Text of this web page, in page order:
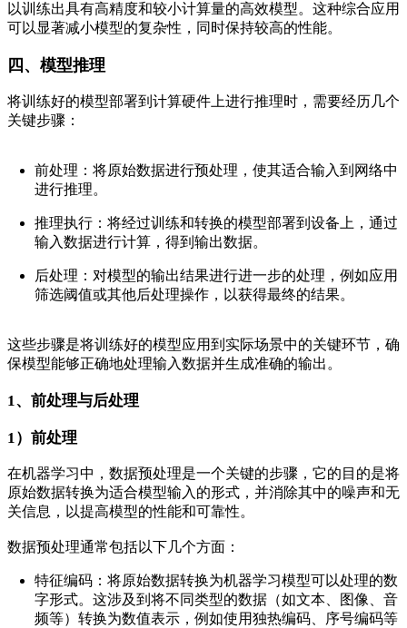
以训练出具有高精度和较小计算量的高效模型。这种综合应用
可以显著减小模型的复杂性，同时保持较高的性能。
四、模型推理
将训练好的模型部署到计算硬件上进行推理时，需要经历几个
关键步骤：
前处理：将原始数据进行预处理，使其适合输入到网络中
进行推理。
推理执行：将经过训练和转换的模型部署到设备上，通过
输入数据进行计算，得到输出数据。
后处理：对模型的输出结果进行进一步的处理，例如应用
筛选阈值或其他后处理操作，以获得最终的结果。
这些步骤是将训练好的模型应用到实际场景中的关键环节，确
保模型能够正确地处理输入数据并生成准确的输出。
1、前处理与后处理
1）前处理
在机器学习中，数据预处理是一个关键的步骤，它的目的是将
原始数据转换为适合模型输入的形式，并消除其中的噪声和无
关信息，以提高模型的性能和可靠性。
数据预处理通常包括以下几个方面：
特征编码：将原始数据转换为机器学习模型可以处理的数
字形式。这涉及到将不同类型的数据（如文本、图像、音
频等）转换为数值表示，例如使用独热编码、序号编码等